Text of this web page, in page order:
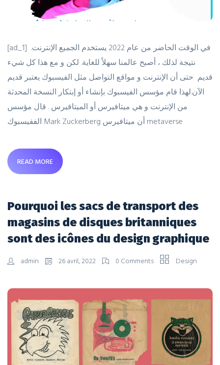
[ad_1] في الوقت الحاضر من عام 2022 يستخدم الجميع الإنترنت.
نتيجة لذلك ، أصبح عالمنا سهلاً للغاية. لكن و مع هذا كل شيء
قديم حتى أن الإنترنت و مواقع التواصل مثل الفيسبوك يعتبر قديم
الآن.لهذا قام مؤسس الفيسبوك بإنشاء أو إبتكار النسخة المحدثة
من الإنترنت و هي ميتافيرس أو الميتافيرس . قال مؤسس
الففيسبوك Mark Zuckerberg أن ميتافيرس metaverse
READ MORE
Pourquoi les sacs de transport des
magasins de disques britanniques
sont des icônes du design graphique
admin 26 avril, 2022 0 Comments Design